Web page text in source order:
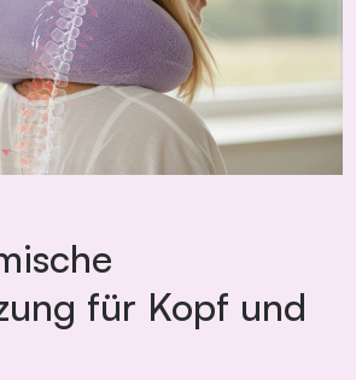
für Kopf und